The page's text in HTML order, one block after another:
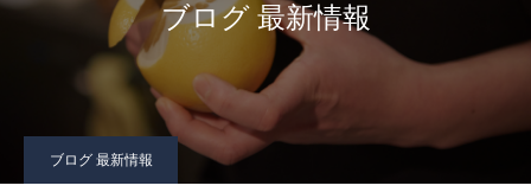
ブログ 最新情報
ブログ 最新情報